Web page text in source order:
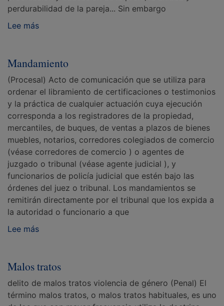
perdurabilidad de la pareja... Sin embargo
Lee más
Mandamiento
(Procesal) Acto de comunicación que se utiliza para
ordenar el libramiento de certificaciones o testimonios
y la práctica de cualquier actuación cuya ejecución
corresponda a los registradores de la propiedad,
mercantiles, de buques, de ventas a plazos de bienes
muebles, notarios, corredores colegiados de comercio
(véase corredores de comercio ) o agentes de
juzgado o tribunal (véase agente judicial ), y
funcionarios de policía judicial que estén bajo las
órdenes del juez o tribunal. Los mandamientos se
remitirán directamente por el tribunal que los expida a
la autoridad o funcionario a que
Lee más
Malos tratos
delito de malos tratos violencia de género (Penal) El
término malos tratos, o malos tratos habituales, es uno